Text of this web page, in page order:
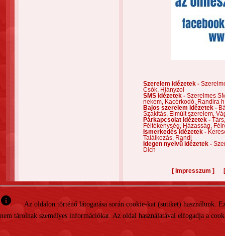
Szerelem idézetek -
Csók,
Hiányzol
SMS idézetek - Szerelmes
nekem,
Kacérkodó,
Randira
Bajos szerelem idézetek -
Szakítás,
Elmúlt szerelem,
Párkapcsolat idézetek -
Féltékenység,
Házasság,
Ismerkedés idézetek -
Találkozás,
Randi
Idegen nyelvű idézetek -
Dich
[ Impresszum ]
info
Az oldalon történő látogatása során cookie-kat (sütiket)
nem tárolnak személyes információkat. Az oldal használatával elfogadja a